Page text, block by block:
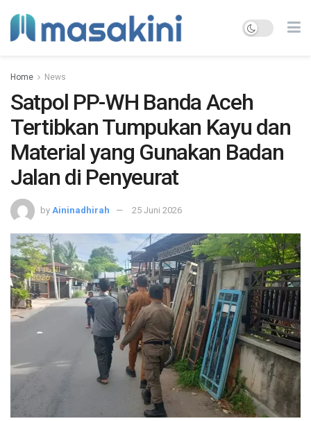
Home News
Satpol PP-WH Banda Aceh
Tertibkan Tumpukan Kayu dan
Material yang Gunakan Badan
Jalan di Penyeurat
by Aininadhirah 25 Juni 2026